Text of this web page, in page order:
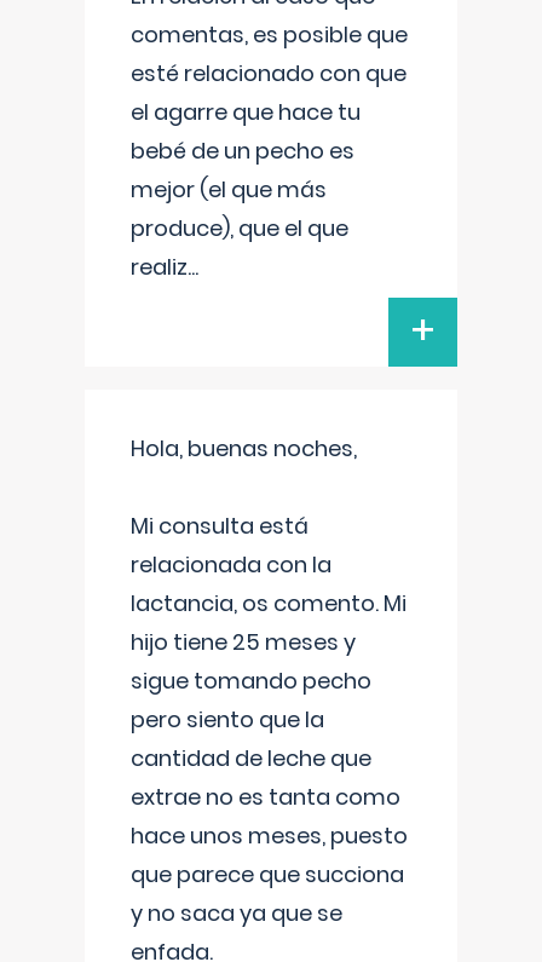
comentas, es posible que
esté relacionado con que
el agarre que hace tu
bebé de un pecho es
mejor (el que más
produce), que el que
realiz...
+
Hola, buenas noches,
Mi consulta está
relacionada con la
lactancia, os comento. Mi
hijo tiene 25 meses y
sigue tomando pecho
pero siento que la
cantidad de leche que
extrae no es tanta como
hace unos meses, puesto
que parece que succiona
y no saca ya que se
enfada.